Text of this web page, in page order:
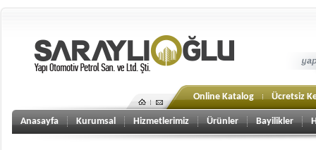
Online Katalog Ücretsiz
Anasayfa Kurumsal Hizmetlerimiz Ürünler Bayilikler